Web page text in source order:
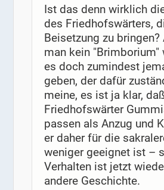
Ist das denn wirklich
des Friedhofswärters,
Beisetzung zu bringen?
man kein
es doch zumindest
geben, der dafür
meine, es ist ja klar,
Friedhofswärter
passen als Anzug und
er daher für die
weniger geeignet ist –
Verhalten ist jetzt
andere Geschichte.